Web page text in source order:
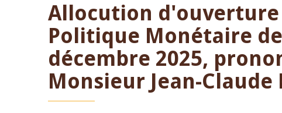
Allocution d'ouverture
Politique Monétaire de
décembre 2025,
Monsieur Jean-Claude